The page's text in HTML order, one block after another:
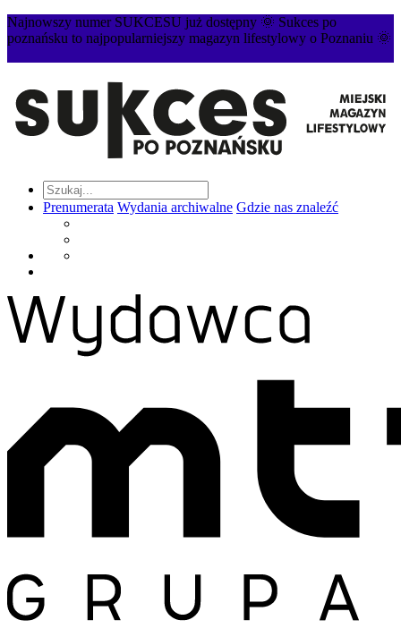
Najnowszy numer SUKCESU już dostępny 🌞 Sukces po
poznańsku to najpopularniejszy magazyn lifestylowy o Poznaniu 🌞
Prenumerata Wydania archiwalne Gdzie nas znaleźć